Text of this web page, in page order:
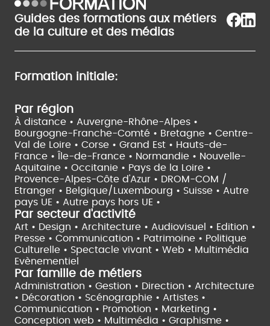
Guides des formations aux métiers
de la culture et des médias
Formation initiale:
Par région
À distance • Auvergne-Rhône-Alpes •
Bourgogne-Franche-Comté • Bretagne • Centre-
Val de Loire • Corse • Grand Est • Hauts-de-
France •
Île-de-France • Normandie • Nouvelle-
Aquitaine • Occitanie • Pays de la Loire •
Provence-Alpes-Côte d'Azur • DROM-COM /
Etranger • Belgique/Luxembourg • Suisse • Autre
pays UE • Autre pays hors UE •
Par secteur d'activité
Art • Design • Architecture • Audiovisuel • Edition •
Presse • Communication • Patrimoine • Politique
Culturelle • Spectacle vivant • Web • Multimédia
Evènementiel
Par famille de métiers
Administration • Gestion • Direction • Architecture
• Décoration • Scénographie • Artistes •
Communication • Promotion • Marketing •
Conception web • Multimédia • Graphisme •